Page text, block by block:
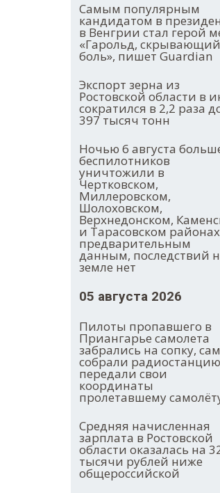
Самым популярным
кандидатом в
в Венгрии стал герой
«Гарольд, скрывающий
боль», пишет Guardian
Экспорт зерна из
Ростовской области в
сократился в 2,2 раза
397 тысяч тонн
Ночью 6 августа
беспилотников
уничтожили в
Чертковском,
Миллеровском,
Шолоховском,
Верхнедонском,
и Тарасовском
предварительным
данным, последствий
земле нет
05 августа 2026
Пилоты пропавшего в
Приангарье самолета
забрались на сопку,
собрали
передали свои
координаты
пролетавшему
Средняя начисленная
зарплата в Ростовской
области оказалась на
тысячи рублей ниже
общероссийской